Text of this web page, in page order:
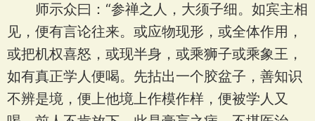
师示众曰：“参禅之人，大须子细。如宾主相
见，便有言论往来。或应物现形，或全体作用，
或把机权喜怒，或现半身，或乘狮子或乘象王，
如有真正学人便喝。先拈出一个胶盆子，善知识
不辨是境，便上他境上作模作样，便被学人又